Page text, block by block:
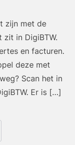
zijn met de
in DigiBTW.
en facturen.
deze met
Scan het in
Er is […]